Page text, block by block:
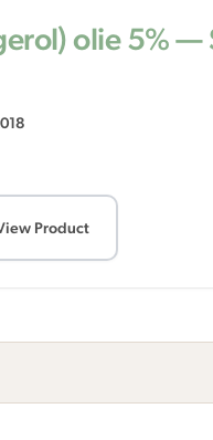
olie 5% —
Product